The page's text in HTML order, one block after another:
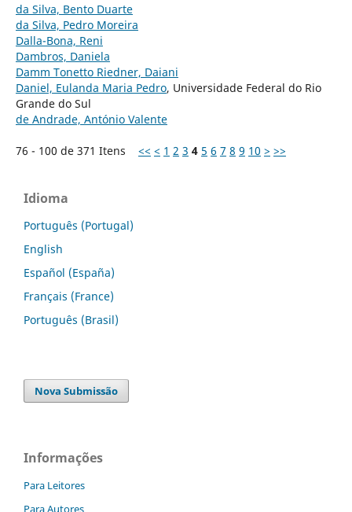
da Silva, Bento Duarte
da Silva, Pedro Moreira
Dalla-Bona, Reni
Dambros, Daniela
Damm Tonetto Riedner, Daiani
Daniel, Eulanda Maria Pedro, Universidade Federal do Rio
Grande do Sul
de Andrade, António Valente
76 - 100 de 371 Itens << < 1 2 3 4 5 6 7 8 9 10 > >>
Idioma
Português (Portugal)
English
Español (España)
Français (France)
Português (Brasil)
Nova Submissão
Informações
Para Leitores
Para Autores